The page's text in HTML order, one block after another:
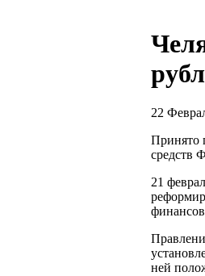
22
Принято
средств
21
ней